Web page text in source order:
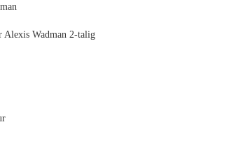
Alexis Wadman 2-talig